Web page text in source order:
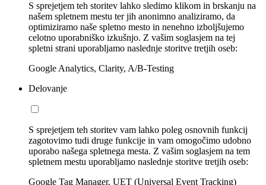
S sprejetjem teh storitev lahko sledimo klikom in brskanju na
našem spletnem mestu ter jih anonimno analiziramo, da
optimiziramo naše spletno mesto in nenehno izboljšujemo
celotno uporabniško izkušnjo. Z vašim soglasjem na tej
spletni strani uporabljamo naslednje storitve tretjih oseb:
Google Analytics, Clarity, A/B-Testing
Delovanje
S sprejetjem teh storitev vam lahko poleg osnovnih funkcij
zagotovimo tudi druge funkcije in vam omogočimo udobno
uporabo našega spletnega mesta. Z vašim soglasjem na tem
spletnem mestu uporabljamo naslednje storitve tretjih oseb:
Google Tag Manager, UET (Universal Event Tracking)